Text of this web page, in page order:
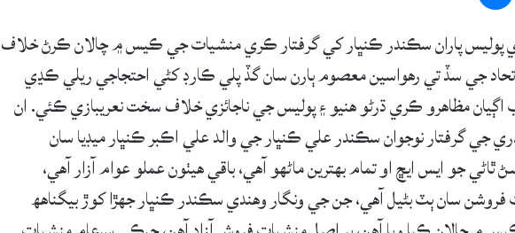
پاران سڪندر ڪنڀار کي گرفتار ڪري منشيات جي ڪيس ۾ چالان ڪرڻ خلاف
جي سڏ تي رهواسين معصوم ٻارن سان گڏ پلي ڪارڊ کڻي احتجاجي ريلي ڪڍي
اڳيان مظاهرو ڪري ڌرڻو هنيو ۽ پوليس جي ناجائزي خلاف سخت نعريبازي ڪئي. ان
جي گرفتار نوجوان سڪندر علي ڪنڀار جي والد علي اڪبر ڪنڀار ميڊيا سان
ٿاڻي جو ايس ايڇ او تمام بهترين ماڻھو آھي، باقي هيٺون عملو عوام آزار آهي،
فروشن سان ٻٽ بڻيل آهي، جن جي ونگار وهندي سڪندر ڪنڀار جھڙا کوڙ بيگناهھ